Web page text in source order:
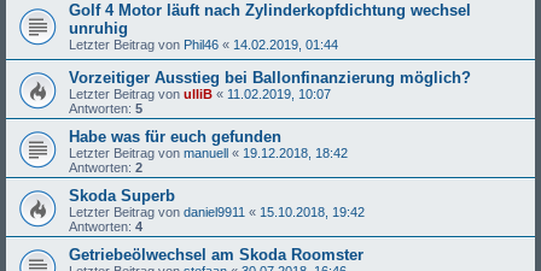
Golf 4 Motor läuft nach Zylinderkopfdichtung wechsel
unruhig
Letzter Beitrag von Phil46 « 14.02.2019, 01:44
Vorzeitiger Ausstieg bei Ballonfinanzierung möglich?
Letzter Beitrag von ulliB « 11.02.2019, 10:07
Antworten: 5
Habe was für euch gefunden
Letzter Beitrag von manuell « 19.12.2018, 18:42
Antworten: 2
Skoda Superb
Letzter Beitrag von daniel9911 « 15.10.2018, 19:42
Antworten: 4
Getriebeölwechsel am Skoda Roomster